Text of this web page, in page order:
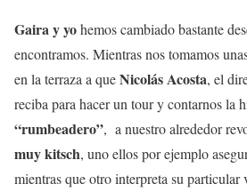
Gaira y yohemos cambiado bastante
encontramos. Mientras nos tomamos
en la terraza a queNicolás Acosta, el
reciba para hacer un tour y contarnos la
“rumbeadero”, a nuestro alrededor
muy kitsch, uno ellos por ejemplo
mientras que otro interpreta su particular